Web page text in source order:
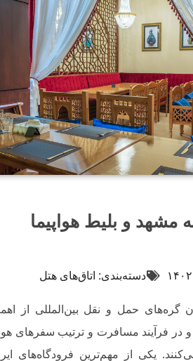
مشهد و بلیط هواپیما
دسته‌بندی: اتاق‌های هتل
گره‌های حمل و نقل بین‌المللی از
و در فرآیند مسافرت و ترتیب سفرهای
یکی از مهم‌ترین فرودگاه‌های